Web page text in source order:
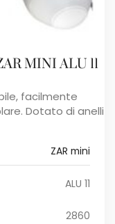
MINI ALU 11
facilmente
Dotato di anelli
ZAR mini
ALU 11
2860